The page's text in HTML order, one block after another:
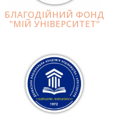
БЛАГОДІЙНИЙ ФОНД
"МІЙ УНІВЕРСИТЕТ"